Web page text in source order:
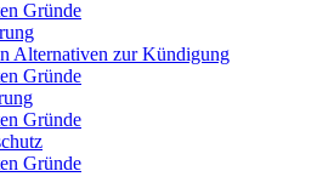
Gründe
Alternativen zur Kündigung
Gründe
Gründe
Gründe